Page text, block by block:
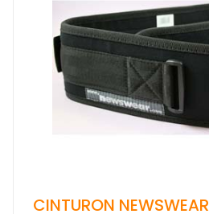
CINTURON NEWSWEAR